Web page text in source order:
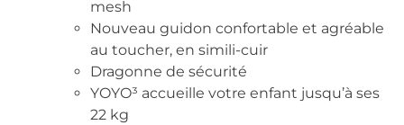
mesh
Nouveau guidon confortable et agréable
au toucher, en simili-cuir
Dragonne de sécurité
YOYO³ accueille votre enfant jusqu’à ses
22 kg